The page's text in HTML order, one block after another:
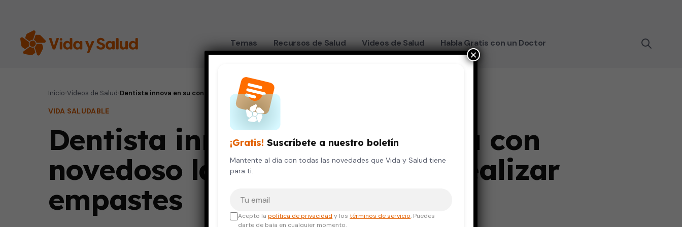
Temas Recursos de Salud Videos de Salud Habla Gratis con un Doctor
Inicio Videos de Salud Dentista innova en su consulta con novedoso láser de CO2 para realizar empastes
VIDA SALUDABLE
Dentista innova en su consulta con
novedoso láser de CO2 para realizar
empastes
¡Gratis! Suscríbete a nuestro boletín
Mantente al día con todas las novedades que Vida y Salud tiene
para ti.
Acepto lapolítica de privacidad y lostérminos de servicio. Puedes
darte de baja en cualquier momento.
×